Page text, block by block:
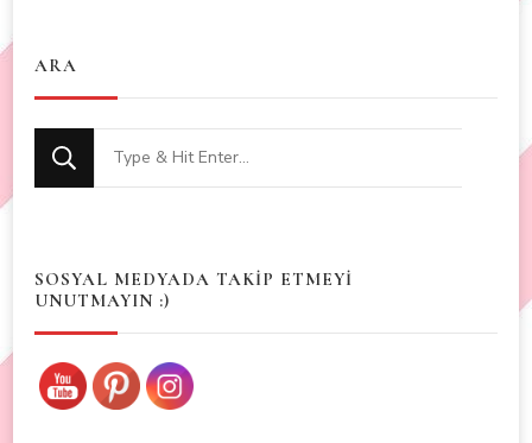
ARA
Looking
for
SOSYAL MEDYADA TAKİP ETMEYİ
UNUTMAYIN :)